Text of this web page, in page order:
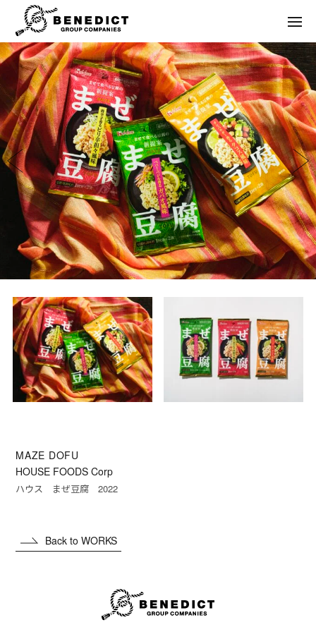
MAZE DOFU
HOUSE FOODS Corp
ハウス まぜ豆腐 2022
Back to WORKS